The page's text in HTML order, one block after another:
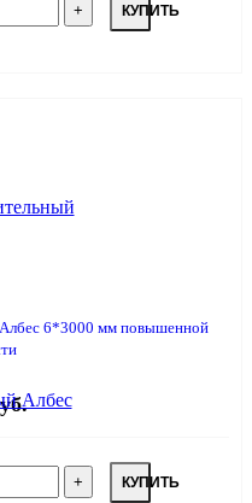
КУПИТЬ
6*3000 мм повышенной
КУПИТЬ